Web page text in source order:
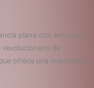
plana con armadura
revolucionario de
ofrece una impedancia